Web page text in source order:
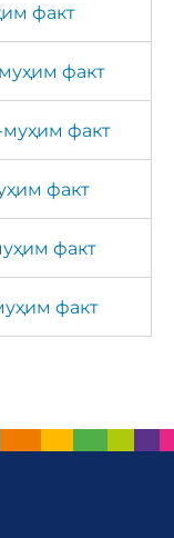
факт
факт
муҳим факт
факт
факт
факт